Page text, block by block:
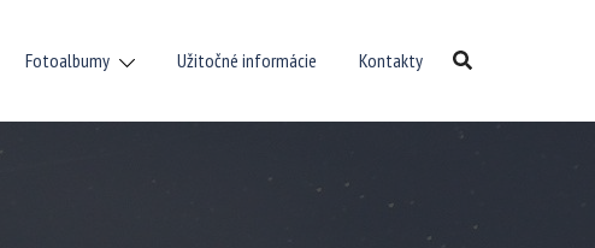
Fotoalbumy Užitočné informácie Kontakty